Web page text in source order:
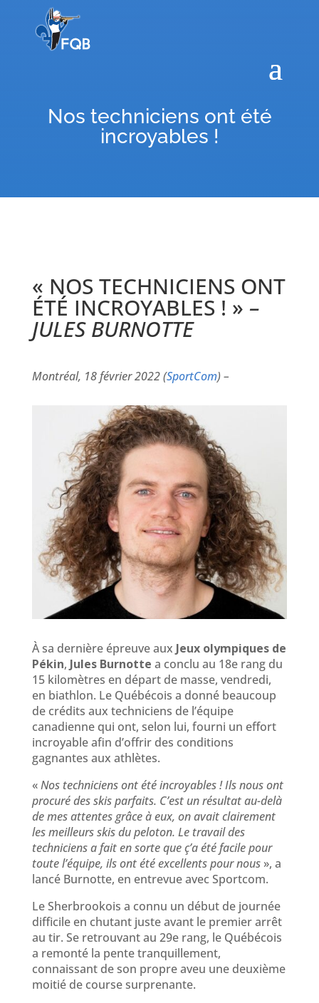
Nos techniciens ont été
incroyables !
« NOS TECHNICIENS ONT
ÉTÉ INCROYABLES ! » –
JULES BURNOTTE
Montréal, 18 février 2022 (SportCom) –
À sa dernière épreuve aux Jeux olympiques de
Pékin, Jules Burnotte a conclu au 18e rang du
15 kilomètres en départ de masse, vendredi,
en biathlon. Le Québécois a donné beaucoup
de crédits aux techniciens de l’équipe
canadienne qui ont, selon lui, fourni un effort
incroyable afin d’offrir des conditions
gagnantes aux athlètes.
«Nos techniciens ont été incroyables ! Ils nous ont
procuré des skis parfaits. C’est un résultat au-delà
de mes attentes grâce à eux, on avait clairement
les meilleurs skis du peloton. Le travail des
techniciens a fait en sorte que ç’a été facile pour
toute l’équipe, ils ont été excellents pour nous», a
lancé Burnotte, en entrevue avec Sportcom.
Le Sherbrookois a connu un début de journée
difficile en chutant juste avant le premier arrêt
au tir. Se retrouvant au 29e rang, le Québécois
a remonté la pente tranquillement,
connaissant de son propre aveu une deuxième
moitié de course surprenante.